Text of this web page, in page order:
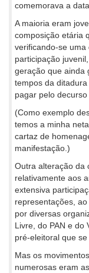
comemorava a
A maioria eram
composição etária
verificando-se
participação
geração que ainda
tempos da
pagar pelo
(Como exemplo
temos a minha
cartaz de
manifestação.)
Outra alteração da
relativamente aos
extensiva
representações,
por diversas
Livre, do PAN e do
pré-eleitoral que
Mas os
numerosas eram